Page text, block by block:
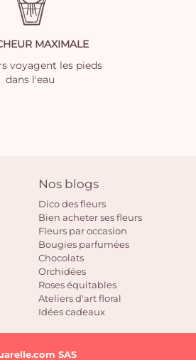
MAXIMALE
voyagent les pieds
dans l'eau
Nos blogs
Dico des fleurs
Bien acheter ses fleurs
Fleurs par occasion
Bougies parfumées
Chocolats
Orchidées
Roses équitables
Ateliers d'art floral
Idées cadeaux
SAS